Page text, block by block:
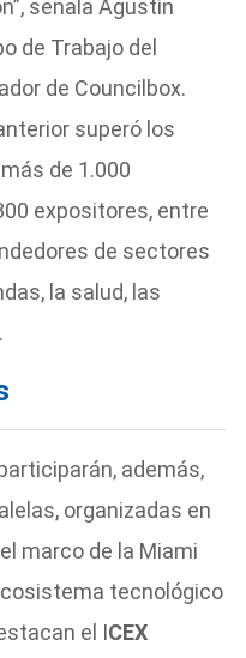
señala Agustín
de Trabajo del
de Councilbox.
superó los
de 1.000
expositores, entre
de sectores
la salud, las
además,
organizadas en
marco de la Miami
tecnológico
el ICEX